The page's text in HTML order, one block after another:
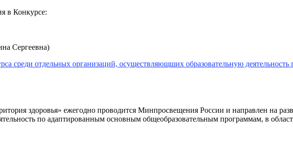
в Конкурсе:
Сергеевна)
среди отдельных организаций, осуществляющших образовательную
здоровья» ежегодно проводится Минпросвещения России и направлен на
по адаптированным основным общеобразовательным программам, в